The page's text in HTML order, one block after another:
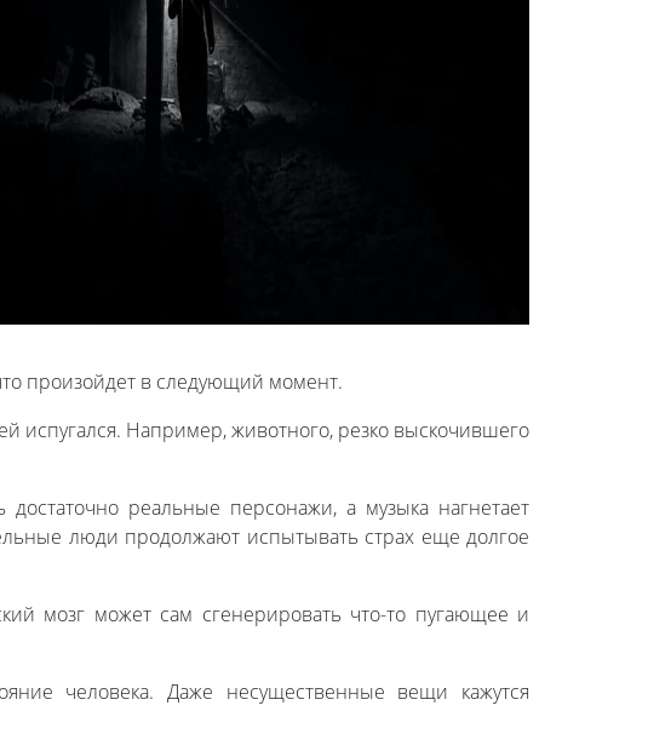
произойдет в следующий момент.
испугался. Например, животного, резко выскочившего
реальные персонажи, а музыка нагнетает
люди продолжают испытывать страх еще долгое
мозг может сам сгенерировать что-то пугающее и
человека. Даже несущественные вещи кажутся